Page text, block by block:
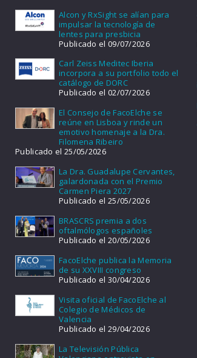
Alcon y RxSight se alían para
impulsar la tecnología de
lentes para presbicia
Publicado el 09/07/2026
Carl Zeiss Meditec Iberia
incorpora a su portfolio todo el
catálogo de DORC
Publicado el 02/07/2026
El Consejo de FacoElche se
reúne en Lisboa y rinde un
emotivo homenaje a la Dra.
Filomena Ribeiro
Publicado el 25/05/2026
La Dra. Guadalupe Cervantes,
galardonada con el Premio
Carmen Piera 2027
Publicado el 25/05/2026
BRASCRS premia a dos
oftalmólogos españoles
Publicado el 20/05/2026
FacoElche publica la Memoria
de su XXVIII congreso
Publicado el 30/04/2026
Visita oficial de FacoElche al
Colegio de Médicos de
Valencia
Publicado el 29/04/2026
La Televisión Pública